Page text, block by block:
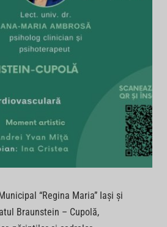
“Regina Maria” Iaşi şi
Braunstein – Cupolă,